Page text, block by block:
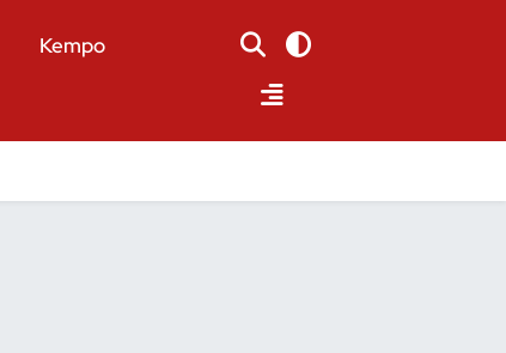
Kempo